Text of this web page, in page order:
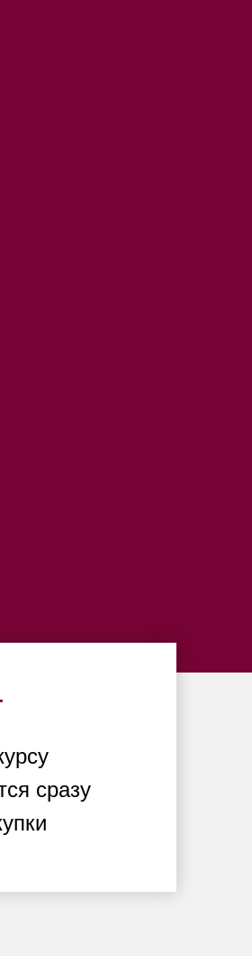
сразу